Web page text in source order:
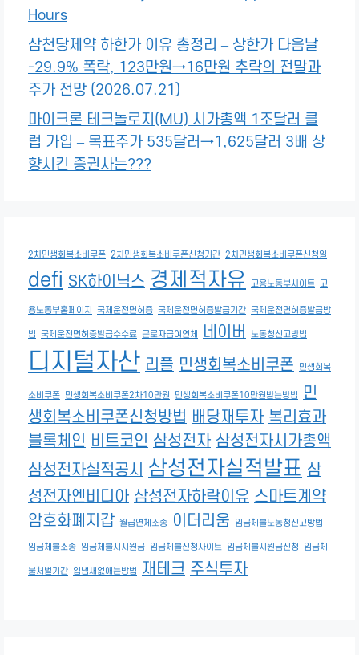
Hours
삼천당제약 하한가 이유 총정리 – 상한가 다음날
-29.9% 폭락, 123만원→16만원 추락의 전말과
주가 전망 (2026.07.21)
마이크론 테크놀로지(MU) 시가총액 1조달러 클
럽 가입 – 목표주가 535달러→1,625달러 3배 상
향시킨 증권사는???
2차민생회복소비쿠폰 2차민생회복소비쿠폰신청기간 2차민생회복소비쿠폰신청일
defi SK하이닉스 경제적자유 고용노동부사이트 고
용노동부홈페이지 국제운전면허증 국제운전면허증발급기간 국제운전면허증발급방
법 국제운전면허증발급수수료 근로자급여연체 네이버 노동청신고방법
디지털자산 리플 민생회복소비쿠폰 민생회복
소비쿠폰 민생회복소비쿠폰2차10만원 민생회복소비쿠폰10만원받는방법
민
생회복소비쿠폰신청방법 배당재투자 복리효과
블록체인 비트코인 삼성전자 삼성전자시가총액
삼성전자실적공시 삼성전자실적발표 삼
성전자엔비디아 삼성전자하락이유 스마트계약
암호화폐지갑 월급연체소송 이더리움 임금체불노동청신고방법
임금체불소송 임금체불시지원금 임금체불신청사이트 임금체불지원금신청 임금체
불처벌기간 입냄새없애는방법 재테크 주식투자